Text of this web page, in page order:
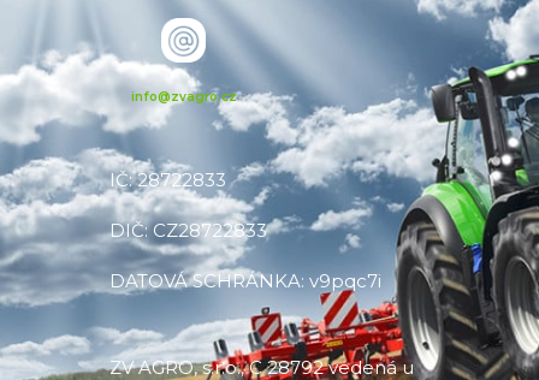
info@zvagro.cz
IČ: 28722833
DIČ: CZ28722833
DATOVÁ SCHRÁNKA: v9pqc7i
ZV AGRO, s.r.o., C 28792 vedená u